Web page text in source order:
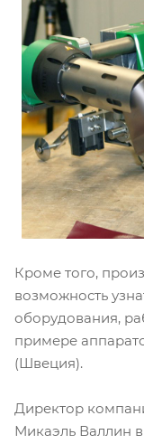
Кроме того,
возможность
оборудования,
примере
(Швеция).
Директор
Микаэль Валлин